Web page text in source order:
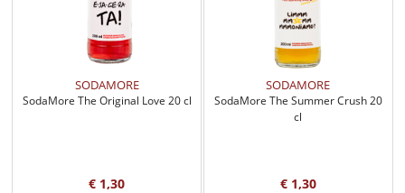
SODAMORE
SodaMore The Original Love 20 cl
€ 1,30
SODAMORE
SodaMore The Summer Crush 20
cl
€ 1,30